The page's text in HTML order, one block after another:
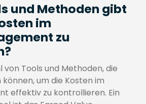
und Methoden gibt
im
zu
von Tools und Methoden, die
um die Kosten im
effektiv zu kontrollieren. Ein